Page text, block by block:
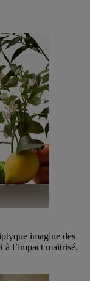
imagine des
à l’impact maitrisé.